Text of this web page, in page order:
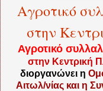
Αγροτικό
στην
Αγροτικό
στην Κεντρική
διοργανώνει η
Αιτωλ/νίας και η